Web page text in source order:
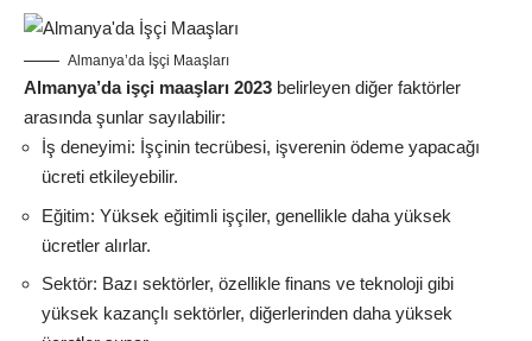
Almanya’da İşçi Maaşları
Almanya’da işçi maaşları 2023 belirleyen diğer faktörler
arasında şunlar sayılabilir:
İş deneyimi: İşçinin tecrübesi, işverenin ödeme yapacağı
ücreti etkileyebilir.
Eğitim: Yüksek eğitimli işçiler, genellikle daha yüksek
ücretler alırlar.
Sektör: Bazı sektörler, özellikle finans ve teknoloji gibi
yüksek kazançlı sektörler, diğerlerinden daha yüksek